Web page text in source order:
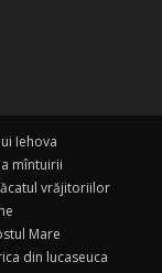
Iehova
mîntuirii
vrăjitoriilor
Mare
din lucaseuca